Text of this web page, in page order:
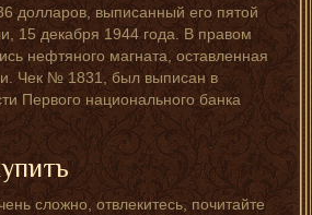
долларов, выписанный его пятой
15 декабря 1944 года. В правом
нефтяного магната, оставленная
Чек № 1831, был выписан в
Первого национального банка
сложно, отвлекитесь, почитайте